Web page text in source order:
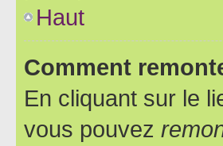
Haut
Comment
En cliquant sur le
vous pouvez